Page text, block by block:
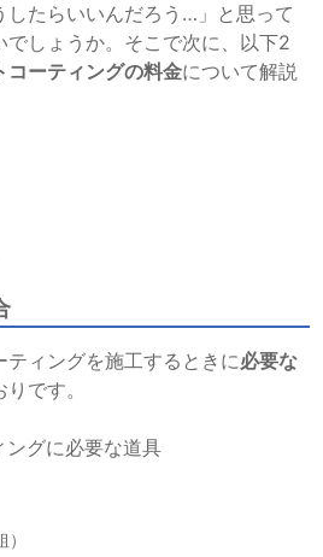
したらいいんだろう…」と思って
しょうか。 そこで次に、以下2
コーティングの料金について解説
ティングを施工するときに必要な
です。
グに必要な道具